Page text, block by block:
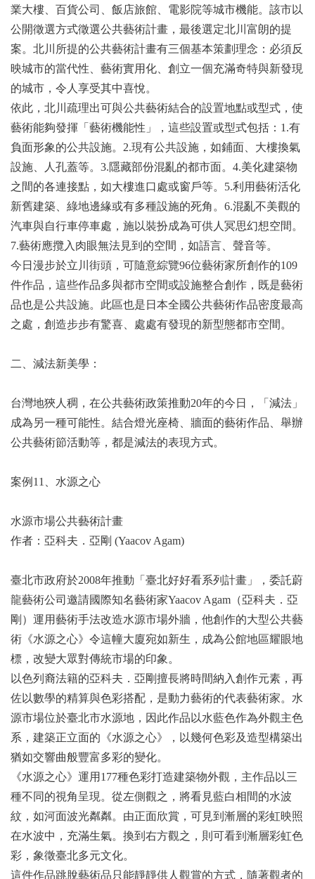
業大樓、百貨公司、飯店旅館、電影院等城市機能。該市以
公開徵選方式徵選公共藝術計畫，最後選定北川富朗的提
案。北川所提的公共藝術計畫有三個基本策劃理念：必須反
映城市的當代性、藝術實用化、創立一個充滿奇特與新發現
的城市，令人享受其中喜悅。
依此，北川疏理出可與公共藝術結合的設置地點或型式，使
藝術能夠發揮「藝術機能性」，這些設置或型式包括：1.有
負面形象的公共設施。2.現有公共設施，如鋪面、大樓換氣
設施、人孔蓋等。3.隱藏部份混亂的都市面。4.美化建築物
之間的各連接點，如大樓進口處或窗戶等。5.利用藝術活化
新舊建築、綠地邊緣或有多種設施的死角。6.混亂不美觀的
汽車與自行車停車處，施以裝扮成為可供人冥思幻想空間。
7.藝術應攬入肉眼無法見到的空間，如語言、聲音等。
今日漫步於立川街頭，可隨意綜覽96位藝術家所創作的109
件作品，這些作品多與都市空間或設施整合創作，既是藝術
品也是公共設施。此區也是日本全國公共藝術作品密度最高
之處，創造步步有驚喜、處處有發現的新型態都市空間。
二、減法新美學：
台灣地狹人稠，在公共藝術政策推動20年的今日，「減法」
成為另一種可能性。結合燈光座椅、牆面的藝術作品、舉辦
公共藝術節活動等，都是減法的表現方式。
案例11、水源之心
水源市場公共藝術計畫
作者：亞科夫．亞剛 (Yaacov Agam)
臺北市政府於2008年推動「臺北好好看系列計畫」，委託蔚
龍藝術公司邀請國際知名藝術家Yaacov Agam（亞科夫．亞
剛）運用藝術手法改造水源市場外牆，他創作的大型公共藝
術《水源之心》令這幢大廈宛如新生，成為公館地區耀眼地
標，改變大眾對傳統市場的印象。
以色列裔法籍的亞科夫．亞剛擅長將時間納入創作元素，再
佐以數學的精算與色彩搭配，是動力藝術的代表藝術家。水
源市場位於臺北市水源地，因此作品以水藍色作為外觀主色
系，建築正立面的《水源之心》，以幾何色彩及造型構築出
猶如交響曲般豐富多彩的變化。
《水源之心》運用177種色彩打造建築物外觀，主作品以三
種不同的視角呈現。從左側觀之，將看見藍白相間的水波
紋，如河面波光粼粼。由正面欣賞，可見到漸層的彩虹映照
在水波中，充滿生氣。換到右方觀之，則可看到漸層彩虹色
彩，象徵臺北多元文化。
這件作品跳脫藝術品只能靜靜供人觀賞的方式，隨著觀者的